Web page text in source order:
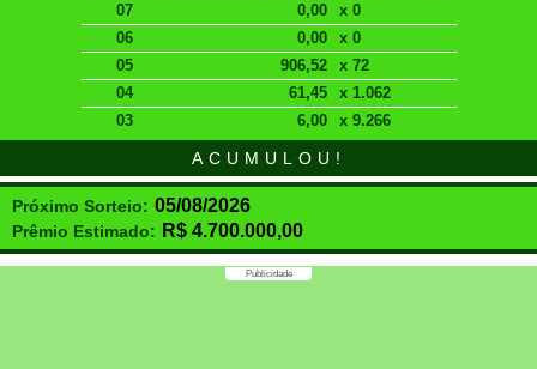
07
06
05
04
03
0,00
0,00
906,52
61,45
6,00
x 0
x 0
x 72
x 1.062
x 9.266
ACUMULOU!
Próximo Sorteio: 05/08/2026
Prêmio Estimado: R$ 4.700.000,00
Publicidade